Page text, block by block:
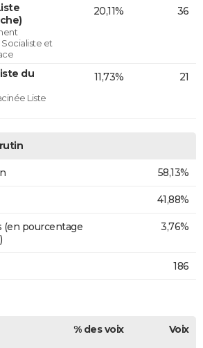
et
20,11% 36
du
Liste
11,73% 21
58,13%
41,88%
(en pourcentage
3,76%
186
% des voix Voix